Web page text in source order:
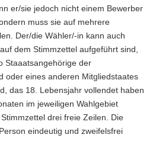
er/sie jedoch nicht einem Bewerber
muss sie auf mehrere
Der/die Wähler/-in kann auch
dem Stimmzettel aufgeführt sind,
Staaatsangehörige der
oder eines anderen Mitgliedstaates
das 18. Lebensjahr vollendet haben
im jeweiligen Wahlgebiet
drei freie Zeilen. Die
eindeutig und zweifelsfrei